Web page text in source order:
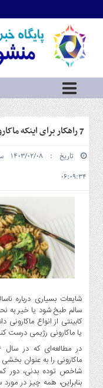
اطلاعات
تماس
ما
درباره
ما
سرویس
ها
بازار
سرمایه
و
بورس
و
شهری
گاز
و
پتروشیمی
صنعت
و
خودرو
استارت
آپ
و
7 راهکار برای اینکه ماکارونی رژیمی بخوریم
۰۶:۰۹:۳۴
شایعات بسیاری درباره
سالم طبخ شود یا خیر به
کابینتی از انواع
یا ماکارونی رژیمی درست
ماکارونی را به عنوان
شاخص توده بدنی، دور
بنابراین، همه چیز در